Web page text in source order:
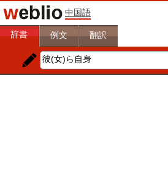
中国語
辞書 例文 翻訳